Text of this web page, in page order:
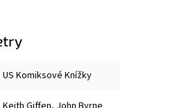
US Komiksové Knížky